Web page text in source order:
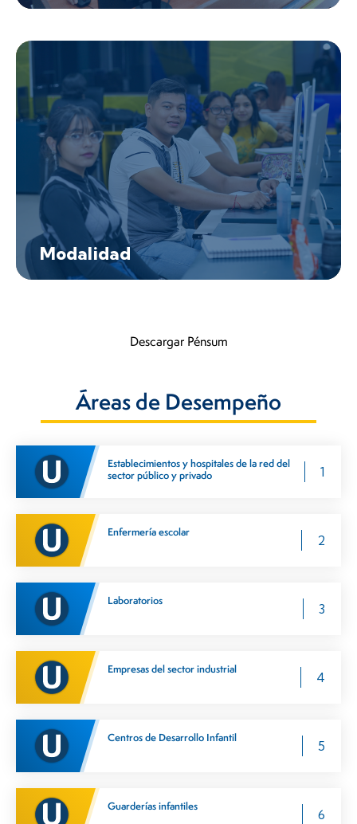
Modalidad
Descargar Pénsum
Áreas de Desempeño​
Establecimientos y hospitales de la red del
sector público y privado
1
Enfermería escolar
2
Laboratorios
3
Empresas del sector industrial
4
Centros de Desarrollo Infantil
5
Guarderías infantiles
6